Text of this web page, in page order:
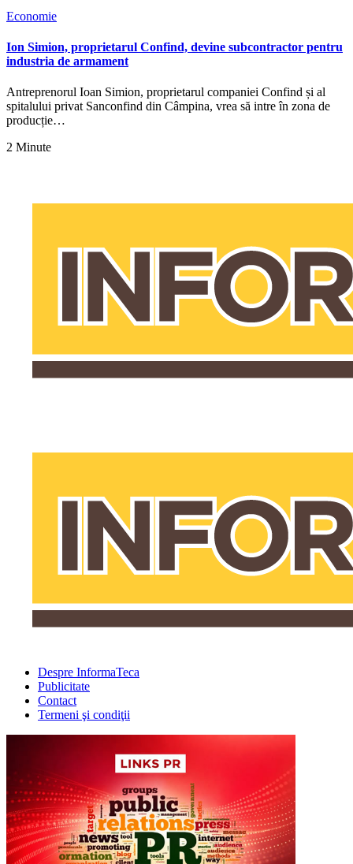
Economie
Ion Simion, proprietarul Confind, devine subcontractor pentru
industria de armament
Antreprenorul Ioan Simion, proprietarul companiei Confind și al
spitalului privat Sanconfind din Câmpina, vrea să intre în zona de
producție…
2 Minute
Despre InformaTeca
Publicitate
Contact
Termeni şi condiţii